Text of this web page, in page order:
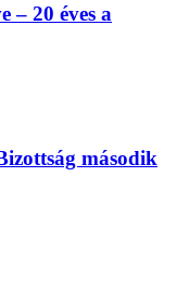
– 20 éves a
második